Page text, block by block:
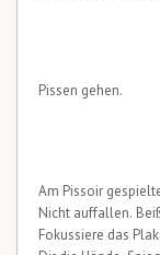
Pissen gehen.
Am Pissoir
Nicht auffallen.
Fokussiere das